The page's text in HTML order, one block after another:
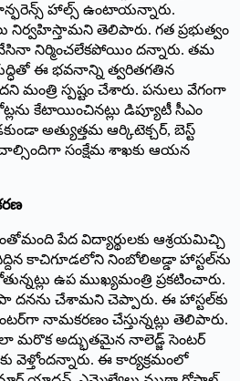
హాల్స్ ఉంటాయన్నారు.
నిర్వహిస్తామని తెలిపారు. గత ప్రభుత్వం
చేసినా నిర్మించలేకపోయిం దన్నారు. తమ
ఈ భవనాన్ని త్వరితగతిన
మంత్రి స్పష్టం చేశారు. పనులు వేగంగా
కేటాయించినట్లు డిప్యూటీ సీఎం
అత్యుత్తమ ఆర్కిటెక్చర్, బెస్ట్
సంక్షేమ శాఖకు ఆయన
పేద విద్యార్థులకు ఆశ్రయమిచ్చి
కాచిగూడలోని నింబోలిఅడ్డా హాస్టల్‌ను
ఉప ముఖ్యమంత్రి ప్రకటించారు.
దనను చేశామని చెప్పారు. ఈ హాస్టల్‌కు
నామకరణం చేస్తున్నట్లు తెలిపారు.
మరొక అద్భుతమైన నాలెడ్జ్ సెంటర్
వెళ్తోందన్నారు. ఈ కార్యక్రమంలో